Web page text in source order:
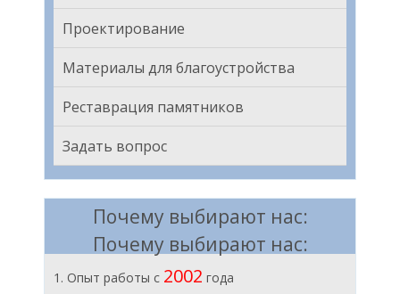
Проектирование
Материалы для благоустройства
Реставрация памятников
Задать вопрос
Почему выбирают нас:
Почему выбирают нас:
1. Опыт работы с 2002 года